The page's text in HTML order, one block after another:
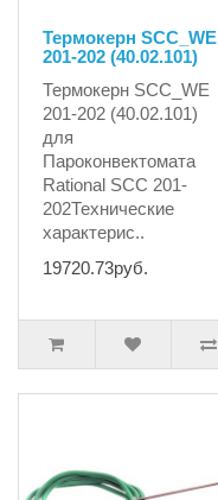
Термокерн SCC_WE
201-202 (40.02.101)
Термокерн SCC_WE
201-202 (40.02.101)
для
Пароконвектомата
Rational SCC 201-
202Технические
характерис..
19720.73руб.